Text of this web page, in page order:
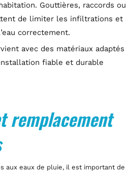
Gouttières, raccords ou
de limiter les infiltrations et
correctement.
avec des matériaux adaptés
fiable et durable
remplacement
aux eaux de pluie, il est important de